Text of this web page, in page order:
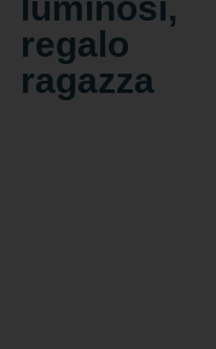
regalo
ragazza